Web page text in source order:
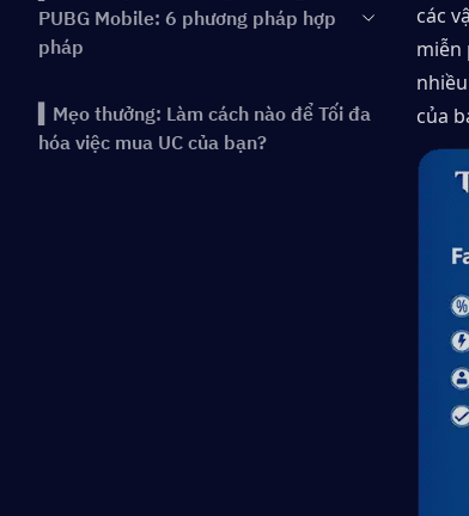
PUBG Mobile: 6 phương pháp hợp
pháp
▍Mẹo thưởng: Làm cách nào để Tối đa
hóa việc mua UC của bạn?
các
miễn
của